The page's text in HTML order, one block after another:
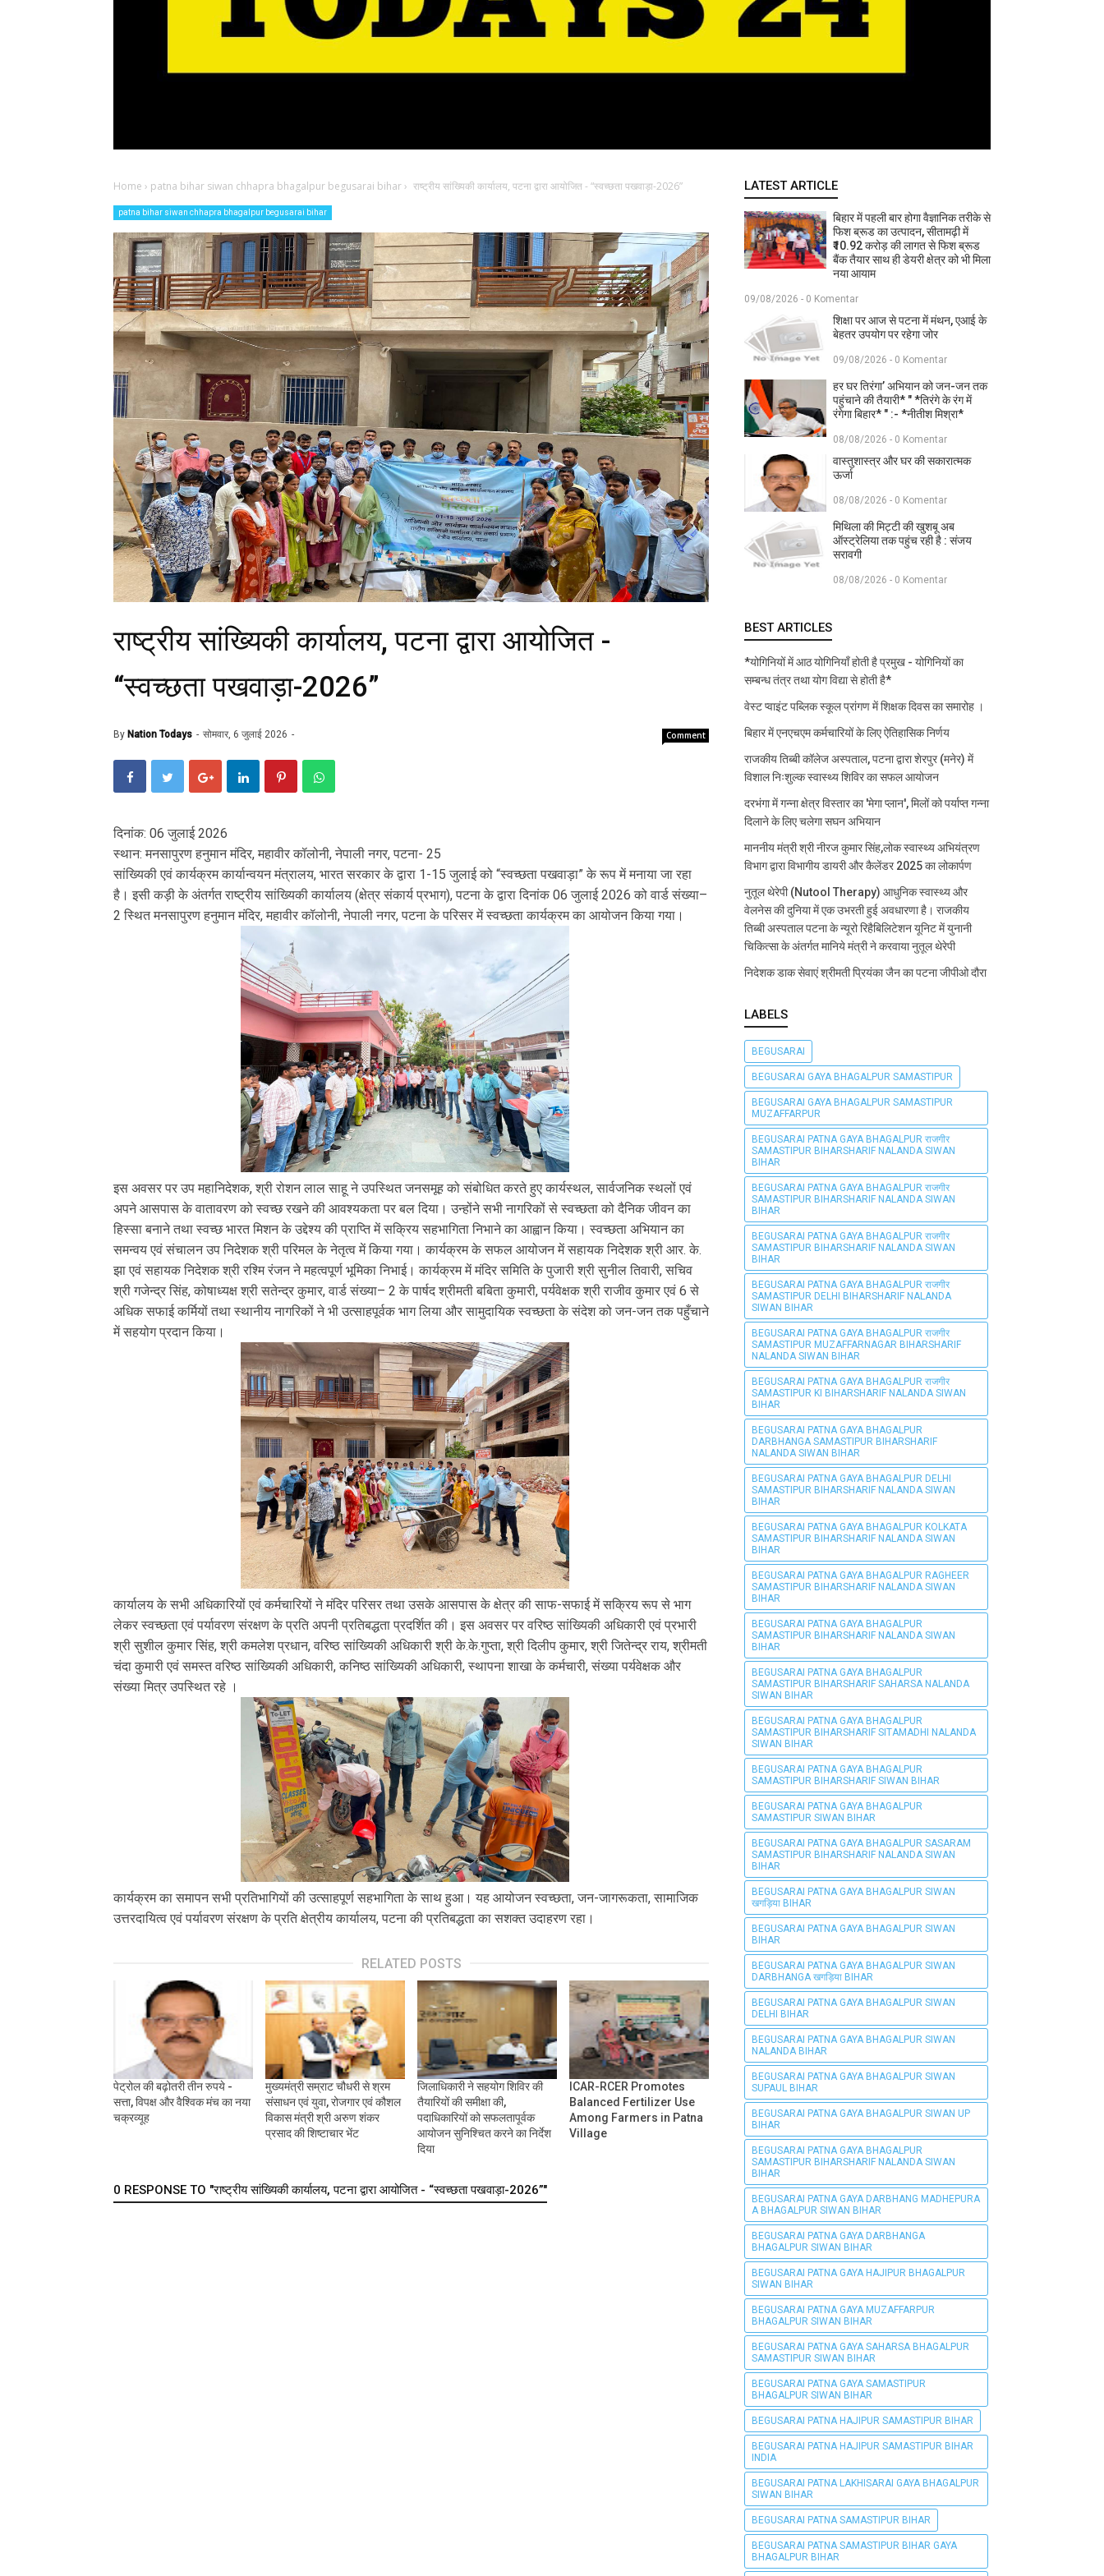
Home › patna bihar siwan chhapra bhagalpur begusarai bihar› राष्ट्रीय सांख्यिकी कार्यालय, पटना द्वारा आयोजित - “स्वच्छता पखवाड़ा-2026”
patna bihar siwan chhapra bhagalpur begusarai bihar
राष्ट्रीय सांख्यिकी कार्यालय, पटना द्वारा आयोजित -
“स्वच्छता पखवाड़ा-2026”
By Nation Todays सोमवार, 6 जुलाई 2026 Comment
दिनांक: 06 जुलाई 2026
स्थान: मनसापुरण हनुमान मंदिर, महावीर कॉलोनी, नेपाली नगर, पटना- 25
सांख्यिकी एवं कार्यक्रम कार्यान्वयन मंत्रालय, भारत सरकार के द्वारा 1-15 जुलाई को “स्वच्छता पखवाड़ा” के रूप में मनाया जा रहा
है। इसी कड़ी के अंतर्गत राष्ट्रीय सांख्यिकी कार्यालय (क्षेत्र संकार्य प्रभाग), पटना के द्वारा दिनांक 06 जुलाई 2026 को वार्ड संख्या–
2 स्थित मनसापुरण हनुमान मंदिर, महावीर कॉलोनी, नेपाली नगर, पटना के परिसर में स्वच्छता कार्यक्रम का आयोजन किया गया।
इस अवसर पर उप महानिदेशक, श्री रोशन लाल साहू ने उपस्थित जनसमूह को संबोधित करते हुए कार्यस्थल, सार्वजनिक स्थलों एवं
अपने आसपास के वातावरण को स्वच्छ रखने की आवश्यकता पर बल दिया। उन्होंने सभी नागरिकों से स्वच्छता को दैनिक जीवन का
हिस्सा बनाने तथा स्वच्छ भारत मिशन के उद्देश्य की प्राप्ति में सक्रिय सहभागिता निभाने का आह्वान किया। स्वच्छता अभियान का
समन्वय एवं संचालन उप निदेशक श्री परिमल के नेतृत्व में किया गया। कार्यक्रम के सफल आयोजन में सहायक निदेशक श्री आर. के.
झा एवं सहायक निदेशक श्री रश्मि रंजन ने महत्वपूर्ण भूमिका निभाई। कार्यक्रम में मंदिर समिति के पुजारी श्री सुनील तिवारी, सचिव
श्री गजेन्द्र सिंह, कोषाध्यक्ष श्री सतेन्द्र कुमार, वार्ड संख्या– 2 के पार्षद श्रीमती बबिता कुमारी, पर्यवेक्षक श्री राजीव कुमार एवं 6 से
अधिक सफाई कर्मियों तथा स्थानीय नागरिकों ने भी उत्साहपूर्वक भाग लिया और सामुदायिक स्वच्छता के संदेश को जन-जन तक पहुँचाने
में सहयोग प्रदान किया।
कार्यालय के सभी अधिकारियों एवं कर्मचारियों ने मंदिर परिसर तथा उसके आसपास के क्षेत्र की साफ-सफाई में सक्रिय रूप से भाग
लेकर स्वच्छता एवं पर्यावरण संरक्षण के प्रति अपनी प्रतिबद्धता प्रदर्शित की। इस अवसर पर वरिष्ठ सांख्यिकी अधिकारी एवं प्रभारी
श्री सुशील कुमार सिंह, श्री कमलेश प्रधान, वरिष्ठ सांख्यिकी अधिकारी श्री के.के.गुप्ता, श्री दिलीप कुमार, श्री जितेन्द्र राय, श्रीमती
चंदा कुमारी एवं समस्त वरिष्ठ सांख्यिकी अधिकारी, कनिष्ठ सांख्यिकी अधिकारी, स्थापना शाखा के कर्मचारी, संख्या पर्यवेक्षक और
संख्या मित्र उपस्थित रहे ।
कार्यक्रम का समापन सभी प्रतिभागियों की उत्साहपूर्ण सहभागिता के साथ हुआ। यह आयोजन स्वच्छता, जन-जागरूकता, सामाजिक
उत्तरदायित्व एवं पर्यावरण संरक्षण के प्रति क्षेत्रीय कार्यालय, पटना की प्रतिबद्धता का सशक्त उदाहरण रहा।
RELATED POSTS
पेट्रोल की बढ़ोतरी तीन रुपये -
सत्ता, विपक्ष और वैश्विक मंच का नया
चक्रव्यूह
मुख्यमंत्री सम्राट चौधरी से श्रम
संसाधन एवं युवा, रोजगार एवं कौशल
विकास मंत्री श्री अरुण शंकर
प्रसाद की शिष्टाचार भेंट
जिलाधिकारी ने सहयोग शिविर की
तैयारियों की समीक्षा की,
पदाधिकारियों को सफलतापूर्वक
आयोजन सुनिश्चित करने का निर्देश
दिया
ICAR-RCER Promotes
Balanced Fertilizer Use
Among Farmers in Patna
Village
0 RESPONSE TO "राष्ट्रीय सांख्यिकी कार्यालय, पटना द्वारा आयोजित - “स्वच्छता पखवाड़ा-2026”"
LATEST ARTICLE
बिहार में पहली बार होगा वैज्ञानिक तरीके से
फिश ब्रूड का उत्पादन, सीतामढ़ी में
₹10.92 करोड़ की लागत से फिश ब्रूड
बैंक तैयार साथ ही डेयरी क्षेत्र को भी मिला
नया आयाम
09/08/2026 - 0 Komentar
शिक्षा पर आज से पटना में मंथन, एआई के
बेहतर उपयोग पर रहेगा जोर
09/08/2026 - 0 Komentar
हर घर तिरंगा’ अभियान को जन-जन तक
पहुंचाने की तैयारी* " *तिरंगे के रंग में
रंगेगा बिहार* " :- *नीतीश मिश्रा*
08/08/2026 - 0 Komentar
वास्तुशास्त्र और घर की सकारात्मक
ऊर्जा
08/08/2026 - 0 Komentar
मिथिला की मिट्टी की खुशबू अब
ऑस्ट्रेलिया तक पहुंच रही है : संजय
सरावगी
08/08/2026 - 0 Komentar
BEST ARTICLES
*योगिनियों में आठ योगिनियाँ होती है प्रमुख - योगिनियों का
सम्बन्ध तंत्र तथा योग विद्या से होती है*
वेस्ट प्वाइंट पब्लिक स्कूल प्रांगण में शिक्षक दिवस का समारोह ।
बिहार में एनएचएम कर्मचारियों के लिए ऐतिहासिक निर्णय
राजकीय तिब्बी कॉलेज अस्पताल, पटना द्वारा शेरपुर (मनेर) में
विशाल निःशुल्क स्वास्थ्य शिविर का सफल आयोजन
दरभंगा में गन्ना क्षेत्र विस्तार का 'मेगा प्लान', मिलों को पर्याप्त गन्ना
दिलाने के लिए चलेगा सघन अभियान
माननीय मंत्री श्री नीरज कुमार सिंह,लोक स्वास्थ्य अभियंत्रण
विभाग द्वारा विभागीय डायरी और कैलेंडर 2025 का लोकार्पण
नुतूल थेरेपी (Nutool Therapy) आधुनिक स्वास्थ्य और
वेलनेस की दुनिया में एक उभरती हुई अवधारणा है। राजकीय
तिब्बी अस्पताल पटना के न्यूरो रिहैबिलिटेशन यूनिट में युनानी
चिकित्सा के अंतर्गत मानिये मंत्री ने करवाया नुतूल थेरेपी
निदेशक डाक सेवाएं श्रीमती प्रियंका जैन का पटना जीपीओ दौरा
LABELS
BEGUSARAI
BEGUSARAI GAYA BHAGALPUR SAMASTIPUR
BEGUSARAI GAYA BHAGALPUR SAMASTIPUR
MUZAFFARPUR
BEGUSARAI PATNA GAYA BHAGALPUR राजगीर
SAMASTIPUR BIHARSHARIF NALANDA SIWAN
BIHAR
BEGUSARAI PATNA GAYA BHAGALPUR राजगीर
SAMASTIPUR BIHARSHARIF NALANDA SIWAN
BIHAR
BEGUSARAI PATNA GAYA BHAGALPUR राजगीर
SAMASTIPUR BIHARSHARIF NALANDA SIWAN
BIHAR
BEGUSARAI PATNA GAYA BHAGALPUR राजगीर
SAMASTIPUR DELHI BIHARSHARIF NALANDA
SIWAN BIHAR
BEGUSARAI PATNA GAYA BHAGALPUR राजगीर
SAMASTIPUR MUZAFFARNAGAR BIHARSHARIF
NALANDA SIWAN BIHAR
BEGUSARAI PATNA GAYA BHAGALPUR राजगीर
SAMASTIPUR KI BIHARSHARIF NALANDA SIWAN
BIHAR
BEGUSARAI PATNA GAYA BHAGALPUR
DARBHANGA SAMASTIPUR BIHARSHARIF
NALANDA SIWAN BIHAR
BEGUSARAI PATNA GAYA BHAGALPUR DELHI
SAMASTIPUR BIHARSHARIF NALANDA SIWAN
BIHAR
BEGUSARAI PATNA GAYA BHAGALPUR KOLKATA
SAMASTIPUR BIHARSHARIF NALANDA SIWAN
BIHAR
BEGUSARAI PATNA GAYA BHAGALPUR RAGHEER
SAMASTIPUR BIHARSHARIF NALANDA SIWAN
BIHAR
BEGUSARAI PATNA GAYA BHAGALPUR
SAMASTIPUR BIHARSHARIF NALANDA SIWAN
BIHAR
BEGUSARAI PATNA GAYA BHAGALPUR
SAMASTIPUR BIHARSHARIF SAHARSA NALANDA
SIWAN BIHAR
BEGUSARAI PATNA GAYA BHAGALPUR
SAMASTIPUR BIHARSHARIF SITAMADHI NALANDA
SIWAN BIHAR
BEGUSARAI PATNA GAYA BHAGALPUR
SAMASTIPUR BIHARSHARIF SIWAN BIHAR
BEGUSARAI PATNA GAYA BHAGALPUR
SAMASTIPUR SIWAN BIHAR
BEGUSARAI PATNA GAYA BHAGALPUR SASARAM
SAMASTIPUR BIHARSHARIF NALANDA SIWAN
BIHAR
BEGUSARAI PATNA GAYA BHAGALPUR SIWAN
खगड़िया BIHAR
BEGUSARAI PATNA GAYA BHAGALPUR SIWAN
BIHAR
BEGUSARAI PATNA GAYA BHAGALPUR SIWAN
DARBHANGA खगड़िया BIHAR
BEGUSARAI PATNA GAYA BHAGALPUR SIWAN
DELHI BIHAR
BEGUSARAI PATNA GAYA BHAGALPUR SIWAN
NALANDA BIHAR
BEGUSARAI PATNA GAYA BHAGALPUR SIWAN
SUPAUL BIHAR
BEGUSARAI PATNA GAYA BHAGALPUR SIWAN UP
BIHAR
BEGUSARAI PATNA GAYA BHAGALPUR
SAMASTIPUR BIHARSHARIF NALANDA SIWAN
BIHAR
BEGUSARAI PATNA GAYA DARBHANG MADHEPURA
A BHAGALPUR SIWAN BIHAR
BEGUSARAI PATNA GAYA DARBHANGA
BHAGALPUR SIWAN BIHAR
BEGUSARAI PATNA GAYA HAJIPUR BHAGALPUR
SIWAN BIHAR
BEGUSARAI PATNA GAYA MUZAFFARPUR
BHAGALPUR SIWAN BIHAR
BEGUSARAI PATNA GAYA SAHARSA BHAGALPUR
SAMASTIPUR SIWAN BIHAR
BEGUSARAI PATNA GAYA SAMASTIPUR
BHAGALPUR SIWAN BIHAR
BEGUSARAI PATNA HAJIPUR SAMASTIPUR BIHAR
BEGUSARAI PATNA HAJIPUR SAMASTIPUR BIHAR
INDIA
BEGUSARAI PATNA LAKHISARAI GAYA BHAGALPUR
SIWAN BIHAR
BEGUSARAI PATNA SAMASTIPUR BIHAR
BEGUSARAI PATNA SAMASTIPUR BIHAR GAYA
BHAGALPUR BIHAR